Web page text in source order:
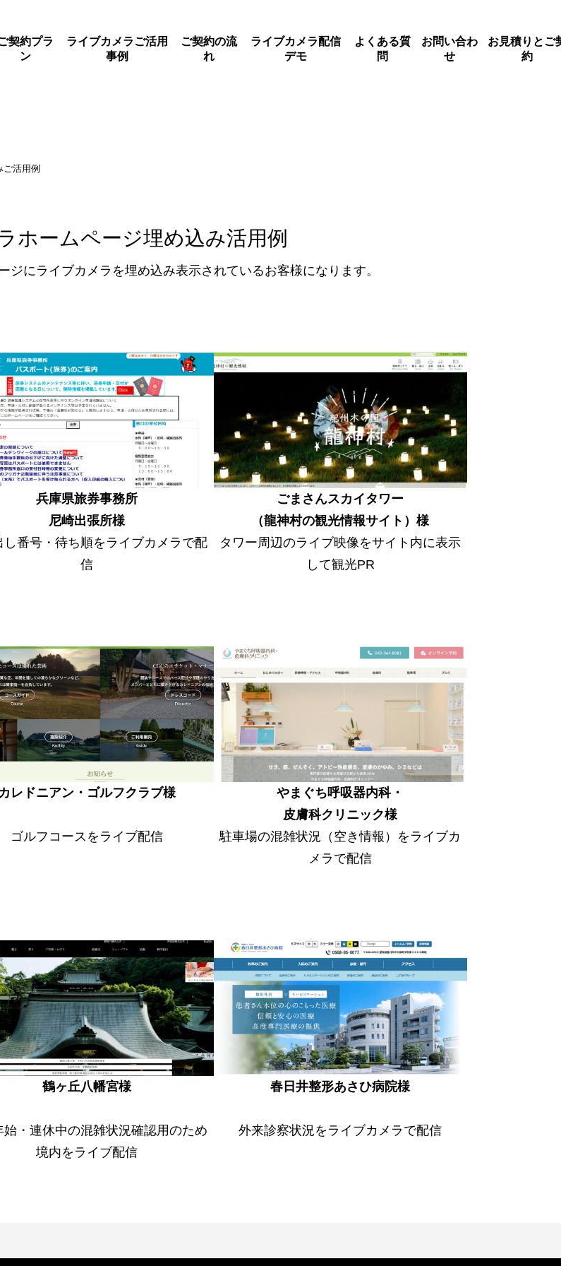
契約プラ
ン
ライブカメラご活用
事例
ご契約の流
れ
ライブカメラ配信
デモ
よくある質
問
お問い合わ
せ
お見積りとご
約
活用例
ホームページ埋め込み活用例
ジにライブカメラを埋め込み表示されているお客様になります。
兵庫県旅券事務所
尼崎出張所様
し番号・待ち順をライブカメラで配
信
ごまさんスカイタワー
（龍神村の観光情報サイト）様
タワー周辺のライブ映像をサイト内に表示
して観光PR
カレドニアン・ゴルフクラブ様
ゴルフコースをライブ配信
やまぐち呼吸器内科・
皮膚科クリニック様
駐車場の混雑状況（空き情報）をライブカ
メラで配信
鶴ヶ丘八幡宮様
始・連休中の混雑状況確認用のため
境内をライブ配信
春日井整形あさひ病院様
外来診察状況をライブカメラで配信